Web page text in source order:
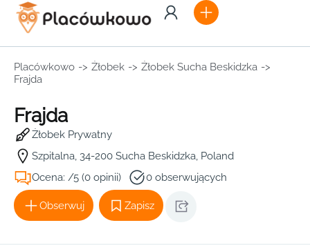
Placówkowo -> Żłobek -> Żłobek Sucha Beskidzka ->
Frajda
Frajda
Żłobek Prywatny
Szpitalna, 34-200 Sucha Beskidzka, Poland
Ocena: /5 (0 opinii)
0 obserwujących
Obserwuj Zapisz